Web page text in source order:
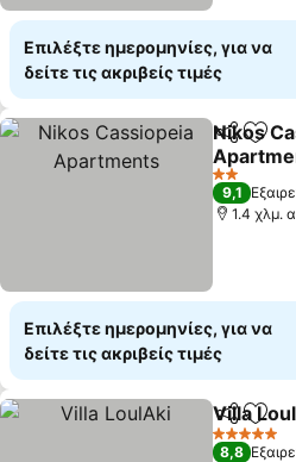
Επιλέξτε ημερομηνίες, για να
δείτε τις ακριβείς τιμές
Nikos
2 Αστέρια
9,1
1.4 χλμ.
Επιλέξτε ημερομηνίες, για να
δείτε τις ακριβείς τιμές
Villa
5 Αστέρια
8,8